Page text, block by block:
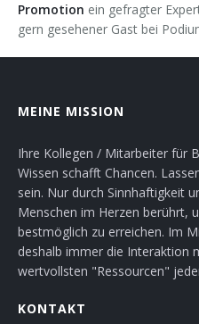
Promotion ein gefragter
gern gesehener Gast bei
MEINE MISSION
Ihre Kollegen / Mitarbeiter für
Wissen schafft Chancen.
sein. Nur durch Sinnhaftigkeit
Menschen im Herzen berührt,
bestmöglich zu erreichen. Im
deshalb immer die Interaktion
wertvollsten "Ressourcen"
KONTAKT